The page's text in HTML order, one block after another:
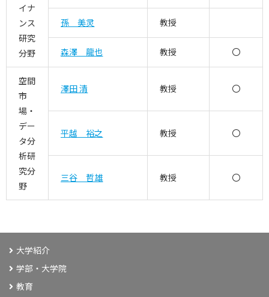
イナ
ンス
研究
分野
孫 美灵 教授
森澤 龍也 教授 〇
空間
市
場・
デー
タ分
析研
究分
野
澤田 清 教授 〇
平越 裕之 教授 〇
三谷 哲雄 教授 〇
大学紹介
学部・大学院
教育